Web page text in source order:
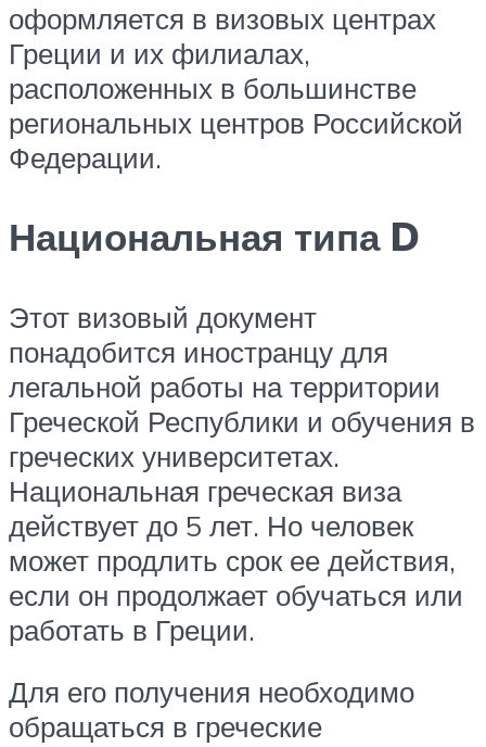
оформляется в визовых центрах
Греции и их филиалах,
расположенных в большинстве
региональных центров Российской
Федерации.
Национальная типа D
Этот визовый документ
понадобится иностранцу для
легальной работы на территории
Греческой Республики и обучения в
греческих университетах.
Национальная греческая виза
действует до 5 лет. Но человек
может продлить срок ее действия,
если он продолжает обучаться или
работать в Греции.
Для его получения необходимо
обращаться в греческие